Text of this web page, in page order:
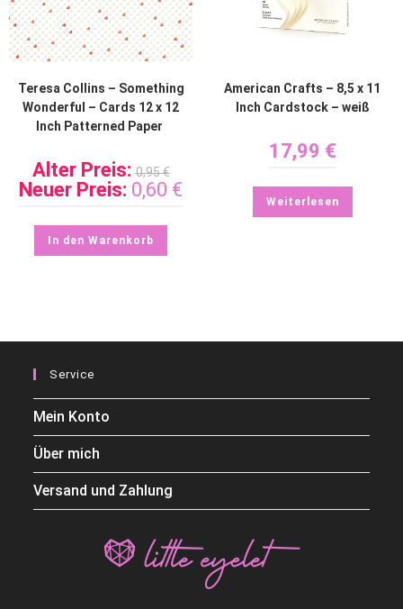
Teresa Collins – Something
Wonderful – Cards 12 x 12
Inch Patterned Paper
Alter Preis: 0,95€
Neuer Preis: 0,60 €
In den Warenkorb
American Crafts – 8,5 x 11
Inch Cardstock – weiß
17,99 €
Weiterlesen
Service
Mein Konto
Über mich
Versand und Zahlung